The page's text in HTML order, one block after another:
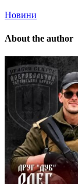
Новини
About the author